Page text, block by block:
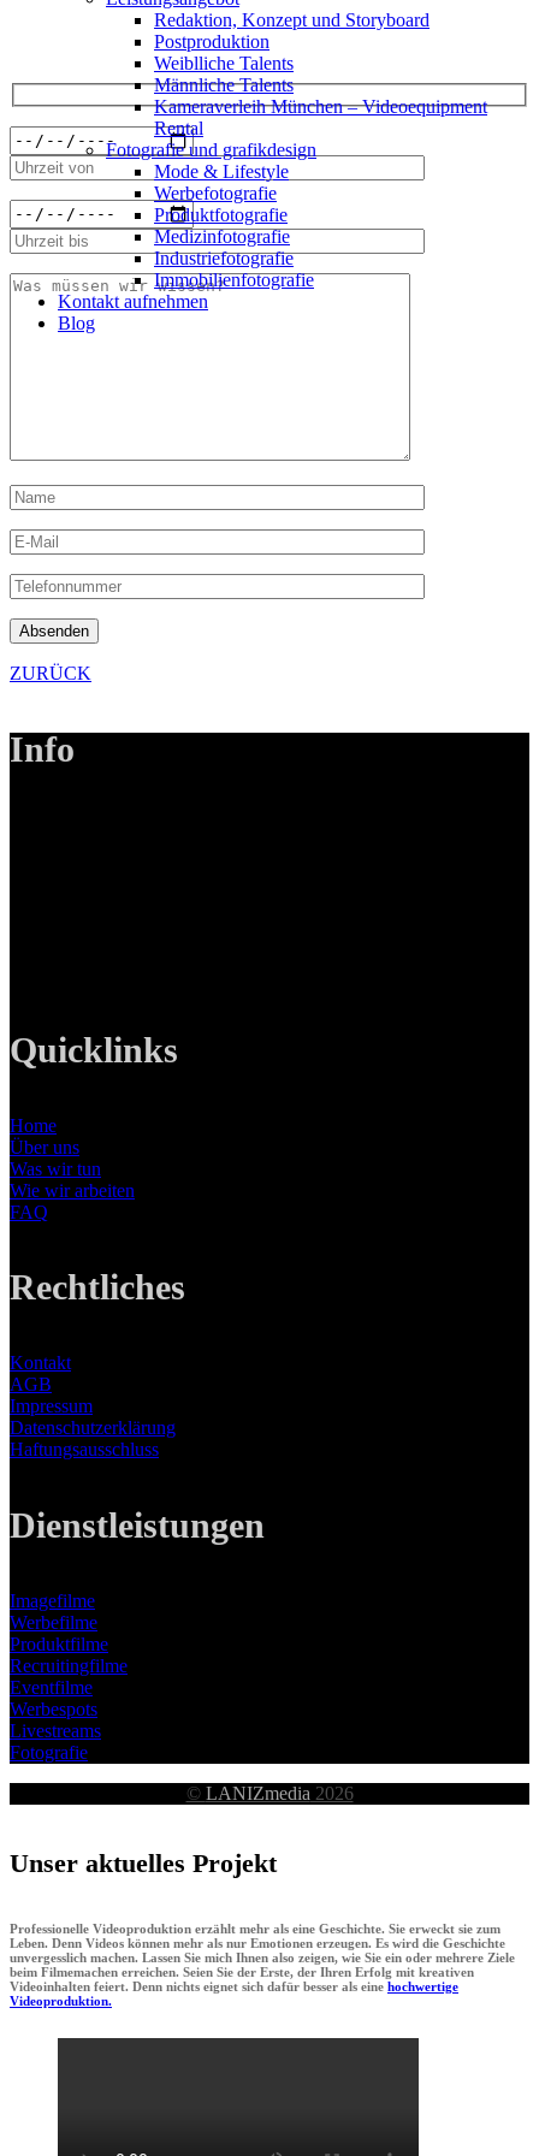
Redak­ti­on, Kon­zept und Storyboard
Post­pro­duk­ti­on
Weiblliche Talents
Männliche Talents
Kameraverleih München – Videoequipment
Rental
Fotografie und grafikdesign
Mode & Lifestyle
Werbefotografie
Produktfotografie
Medizinfotografie
Industriefotografie
Immobilienfotografie
Kontakt aufnehmen
Blog
89 219 616 51 oder per E-Mail an info@lanizmedia.com. Bitte
beschreiben Sie Ihre genauen Anforderungen, so können wir am
besten planen. Für Details melden uns umgehend bei Ihnen zurück.
Absenden
ZURÜCK
Info
Quicklinks
Home
Über uns
Was wir tun
Wie wir arbeiten
FAQ
Rechtliches
Kontakt
AGB
Impressum
Datenschutzerklärung
Haftungsausschluss
Dienstleistungen
Imagefilme
Werbefilme
Produktfilme
Recruitingfilme
Eventfilme
Werbespots
Livestreams
Fotografie
© LANIZmedia 2026
Unser aktuelles Projekt
Professionelle Videoproduktion erzählt mehr als eine Geschichte. Sie erweckt sie zum
Leben. Denn Videos können mehr als nur Emotionen erzeugen. Es wird die Geschichte
unvergesslich machen. Lassen Sie mich Ihnen also zeigen, wie Sie ein oder mehrere Ziele
beim Filmemachen erreichen. Seien Sie der Erste, der Ihren Erfolg mit kreativen
Videoinhalten feiert. Denn nichts eignet sich dafür besser als eine hochwertige
Videoproduktion.